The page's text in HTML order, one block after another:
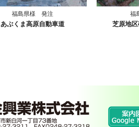
福島県様 発注
あぶくま高原自動車道
福
芝原地区